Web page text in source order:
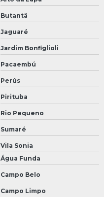
Butantã
Jaguaré
Jardim Bonfiglioli
Pacaembú
Perús
Pirituba
Rio Pequeno
Sumaré
Vila Sonia
Água Funda
Campo Belo
Campo Limpo